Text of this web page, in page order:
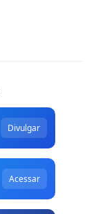
Divulgar
Acessar